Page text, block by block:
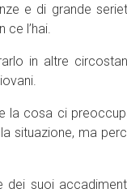
e di grande
ce l’hai.
in altre
la cosa ci
situazione, ma
dei suoi